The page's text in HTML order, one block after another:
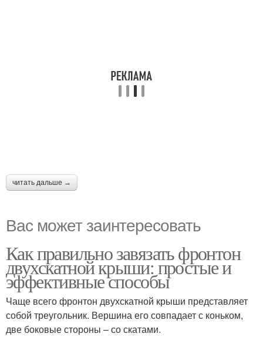
читать дальше →
Вас может заинтересовать
Как правильно завязать фронтон
двухскатной крыши: простые и
эффективные способы
Чаще всего фронтон двухскатной крыши представляет
собой треугольник. Вершина его совпадает с коньком,
две боковые стороны – со скатами.